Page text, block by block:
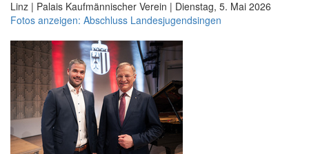
Linz | Palais Kaufmännischer Verein | Dienstag, 5. Mai 2026
Fotos anzeigen: Abschluss Landesjugendsingen